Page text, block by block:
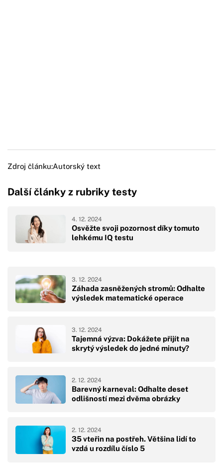
Zdroj článku:Autorský text
Další články z rubriky testy
Osvěžte svoji pozornost díky tomuto
lehkému IQ testu
4. 12. 2024
Záhada zasněžených stromů: Odhalte
výsledek matematické operace
3. 12. 2024
Tajemná výzva: Dokážete přijít na
skrytý výsledek do jedné minuty?
3. 12. 2024
Barevný karneval: Odhalte deset
odlišností mezi dvěma obrázky
2. 12. 2024
35 vteřin na postřeh. Většina lidí to
vzdá u rozdílu číslo 5
2. 12. 2024